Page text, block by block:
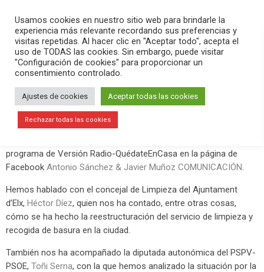
search menu pause PLAY
marzo 21, 2020
El servicio de limpieza en Elche se
ajusta a las necesidades por el
coronavirus
programa de Versión Radio-QuédateEnCasa en la página de
Facebook Antonio Sánchez & Javier Muñoz COMUNICACIÓN
Hemos hablado con el concejal de Limpieza del Ajuntament
d’Elx, Héctor Díez, quien nos ha contado, entre otras cosas,
cómo se ha hecho la reestructuración del servicio de limpieza y
recogida de basura en la ciudad.
También nos ha acompañado la diputada autonómica del PSPV-
PSOE, Toñi Serna, con la que hemos analizado la situación por la
Usamos cookies en nuestro sitio web para brindarle la
experiencia más relevante recordando sus preferencias y
visitas repetidas. Al hacer clic en "Aceptar todo", acepta el
uso de TODAS las cookies. Sin embargo, puede visitar
"Configuración de cookies" para proporcionar un
consentimiento controlado.
Ajustes de cookies Aceptar todas las cookies
Rechazar todas las cookies